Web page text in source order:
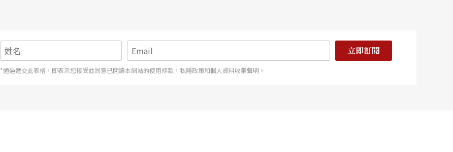
立即訂閱
*通過遞交此表格，即表示您接受並同意已閱讀本網站的使用條款，私隱政策和個人資料收集聲明。